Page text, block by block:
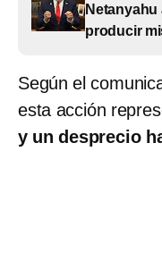
Netanyahu
producir
Según el
esta acción
y un desprecio